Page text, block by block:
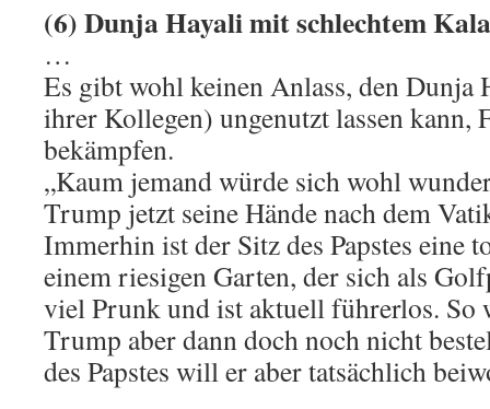
(6) Dunja Hayali mit schlechtem
…
Es gibt wohl keinen Anlass, den Dunja
ihrer Kollegen) ungenutzt lassen kann,
bekämpfen.
„Kaum jemand würde sich wohl
Trump jetzt seine Hände nach dem
Immerhin ist der Sitz des Papstes eine
einem riesigen Garten, der sich als
viel Prunk und ist aktuell führerlos. So
Trump aber dann doch noch nicht
des Papstes will er aber tatsächlich